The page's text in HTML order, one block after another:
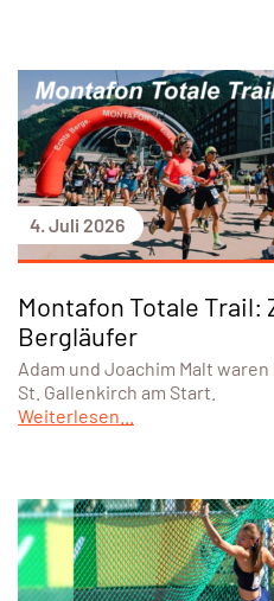
4. Juli 2026
Montafon Totale Trail:
Bergläufer
Adam und Joachim Malt
St. Gallenkirch am Start.
Weiterlesen...